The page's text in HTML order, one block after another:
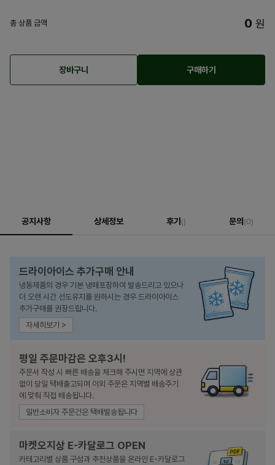
총 상품 금액 0 원
장바구니 구매하기
공지사항 상세정보 후기 () 문의 (0)
드라이아이스 추가구매 안내
냉동제품의 경우 기본 냉매포장하여 발송드리고 있으나
더 오랜 시간 선도유지를 원하시는 경우 드라이아이스
추가구매를 권장드립니다.
자세히보기 >
평일 주문마감은 오후3시!
주문서 작성 시 빠른 배송을 체크해 주시면 지역에 상관
없이 당일 택배출고되며 이외 주문은 지역별 배송주기
에 맞춰 직접 배송됩니다.
일반소비자 주문건은 택배발송됩니다
마켓오지상 E-카달로그 OPEN
카테고리별 상품 구성과 추천상품을 온라인 E-카달로그